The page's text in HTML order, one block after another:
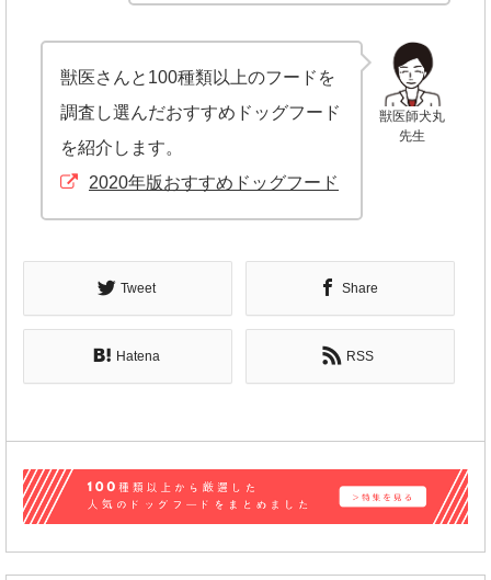
獣医師犬丸
先生
獣医さんと100種類以上のフードを
調査し選んだおすすめドッグフード
を紹介します。
2020年版おすすめドッグフード
Tweet Share
Hatena RSS